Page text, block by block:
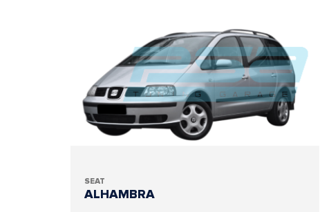
SEAT
ALHAMBRA